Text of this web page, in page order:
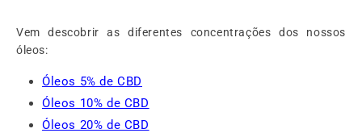
Vem descobrir as diferentes concentrações dos nossos
óleos:
Óleos 5% de CBD
Óleos 10% de CBD
Óleos 20% de CBD